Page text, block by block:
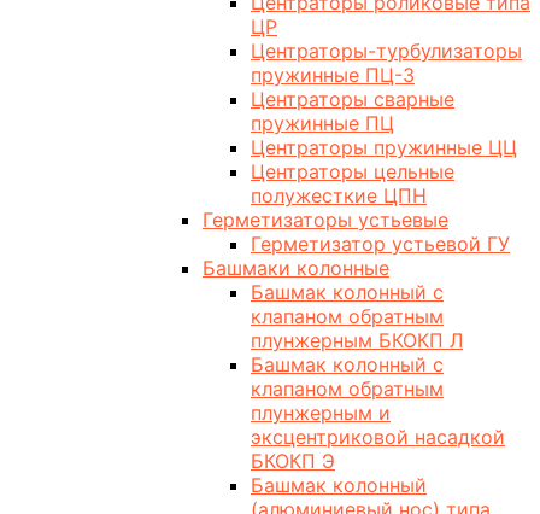
ЦР
Центраторы-турбулизаторы
пружинные ПЦ-3
Центраторы сварные
пружинные ПЦ
Центраторы пружинные ЦЦ
Центраторы цельные
полужесткие ЦПН
Герметизаторы устьевые
Герметизатор устьевой ГУ
Башмаки колонные
Башмак колонный с
клапаном обратным
плунжерным БКОКП Л
Башмак колонный с
клапаном обратным
плунжерным и
эксцентриковой насадкой
БКОКП Э
Башмак колонный